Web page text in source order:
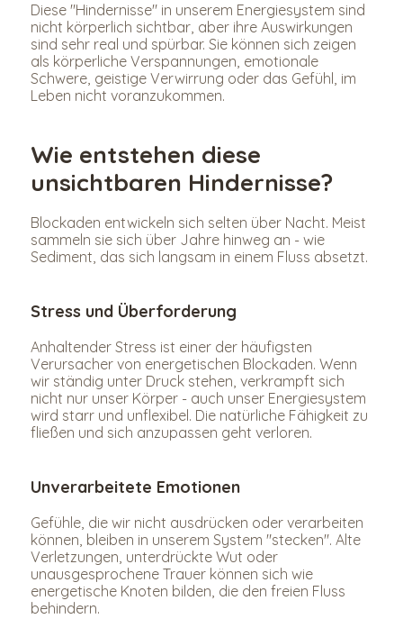
Diese "Hindernisse" in unserem Energiesystem sind
nicht körperlich sichtbar, aber ihre Auswirkungen
sind sehr real und spürbar. Sie können sich zeigen
als körperliche Verspannungen, emotionale
Schwere, geistige Verwirrung oder das Gefühl, im
Leben nicht voranzukommen.
Wie entstehen diese
unsichtbaren Hindernisse?
Blockaden entwickeln sich selten über Nacht. Meist
sammeln sie sich über Jahre hinweg an - wie
Sediment, das sich langsam in einem Fluss absetzt.
Stress und Überforderung
Anhaltender Stress ist einer der häufigsten
Verursacher von energetischen Blockaden. Wenn
wir ständig unter Druck stehen, verkrampft sich
nicht nur unser Körper - auch unser Energiesystem
wird starr und unflexibel. Die natürliche Fähigkeit zu
fließen und sich anzupassen geht verloren.
Unverarbeitete Emotionen
Gefühle, die wir nicht ausdrücken oder verarbeiten
können, bleiben in unserem System "stecken". Alte
Verletzungen, unterdrückte Wut oder
unausgesprochene Trauer können sich wie
energetische Knoten bilden, die den freien Fluss
behindern.